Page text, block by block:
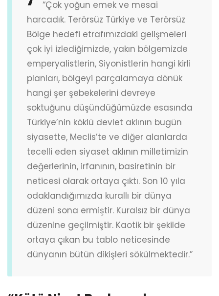
“Çok yoğun emek ve mesai
harcadık. Terörsüz Türkiye ve Terörsüz
Bölge hedefi etrafımızdaki gelişmeleri
çok iyi izlediğimizde, yakın bölgemizde
emperyalistlerin, Siyonistlerin hangi kirli
planları, bölgeyi parçalamaya dönük
hangi şer şebekelerini devreye
soktuğunu düşündüğümüzde esasında
Türkiye’nin köklü devlet aklının bugün
siyasette, Meclis’te ve diğer alanlarda
tecelli eden siyaset aklının milletimizin
değerlerinin, irfanının, basiretinin bir
neticesi olarak ortaya çıktı. Son 10 yıla
odaklandığımızda kurallı bir dünya
düzeni sona ermiştir. Kuralsız bir dünya
düzenine geçilmiştir. Kaotik bir şekilde
ortaya çıkan bu tablo neticesinde
dünyanın bütün dikişleri sökülmektedir.”